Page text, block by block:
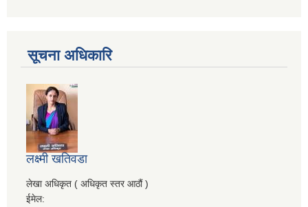
सूचना अधिकारि
लक्ष्मी खतिवडा
लेखा अधिकृत ( अधिकृत स्तर आठौं )
ईमेल: